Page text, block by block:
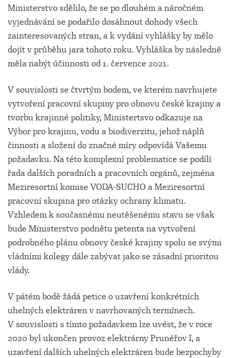
Ministerstvo sdělilo, že se po dlouhém a náročném
vyjednávání se podařilo dosáhnout dohody všech
zainteresovaných stran, a k vydání vyhlášky by mělo
dojít v průběhu jara tohoto roku. Vyhláška by následně
měla nabýt účinnosti od 1. července 2021.
V souvislosti se čtvrtým bodem, ve kterém navrhujete
vytvoření pracovní skupiny pro obnovu české krajiny a
tvorbu krajinné politiky, Ministertsvo odkazuje na
Výbor pro krajinu, vodu a biodiverzitu, jehož náplň
činnosti a složení do značné míry odpovídá Vašemu
požadavku. Na této komplexní problematice se podílí
řada dalších poradních a pracovních orgánů, zejména
Meziresortní komise VODA-SUCHO a Meziresortní
pracovní skupina pro otázky ochrany klimatu.
Vzhledem k současnému neutěšenému stavu se však
bude Ministerstvo podnětu petenta na vytvoření
podrobného plánu obnovy české krajiny spolu se svými
vládními kolegy dále zabývat jako se zásadní prioritou
vlády.
V pátém bodě žádá petice o uzavření konkrétních
uhelných elektráren v navrhovaných termínech.
V souvislosti s tímto požadavkem lze uvést, že v roce
2020 byl ukončen provoz elektrárny Prunéřov I, a
uzavření dalších uhelných elektráren bude bezpochyby